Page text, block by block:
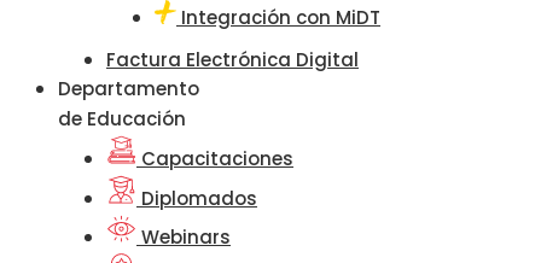
Integración con MiDT
Factura Electrónica Digital
Departamento
de Educación
Capacitaciones
Diplomados
Webinars